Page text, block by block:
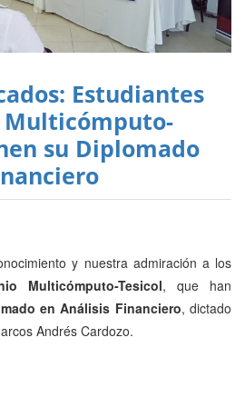
Estudiantes
Multicómputo-
su Diplomado
y nuestra admiración a los
Multicómputo-Tesicol, que han
en Análisis Financiero, dictado
Andrés Cardozo.